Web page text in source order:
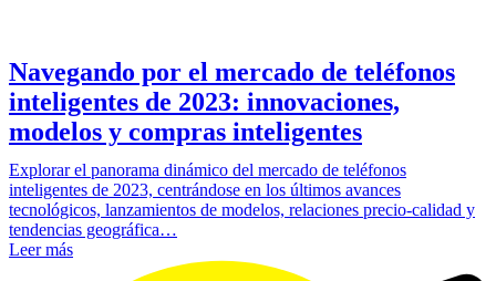
Navegando por el mercado de teléfonos
inteligentes de 2023: innovaciones,
modelos y compras inteligentes
Explorar el panorama dinámico del mercado de teléfonos
inteligentes de 2023, centrándose en los últimos avances
tecnológicos, lanzamientos de modelos, relaciones precio-calidad y
tendencias geográfica…
Leer más